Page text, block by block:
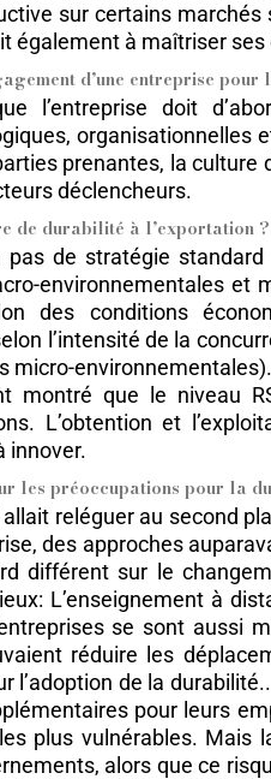
sur certains
également à maîtriser ses
d’une entreprise
l’entreprise doit
organisationnelles
prenantes, la culture
déclencheurs.
de durabilité à l’exportation ?
pas de stratégie
environnementales
des conditions
l’intensité de la
micro-
montré que le niveau
L’obtention et
innover.
les préoccupations pour la
reléguer au second
des approches
différent sur le
L’enseignement à
se sont aussi
réduire les
de la
pour leurs
plus vulnérables. Mais
alors que ce